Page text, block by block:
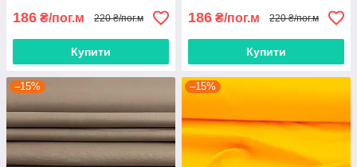
186 ₴/пог.м 220 ₴/пог.м
Купити
186 ₴/пог.м 220 ₴/пог.м
Купити
–15% –15%